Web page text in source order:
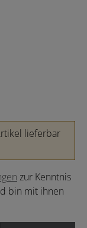
lieferbar
zur Kenntnis
bin mit ihnen